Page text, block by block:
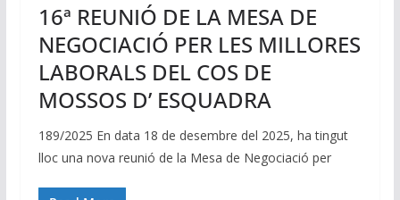
16ª REUNIÓ DE LA MESA DE
NEGOCIACIÓ PER LES MILLORES
LABORALS DEL COS DE
MOSSOS D’ ESQUADRA
189/2025 En data 18 de desembre del 2025, ha tingut
lloc una nova reunió de la Mesa de Negociació per